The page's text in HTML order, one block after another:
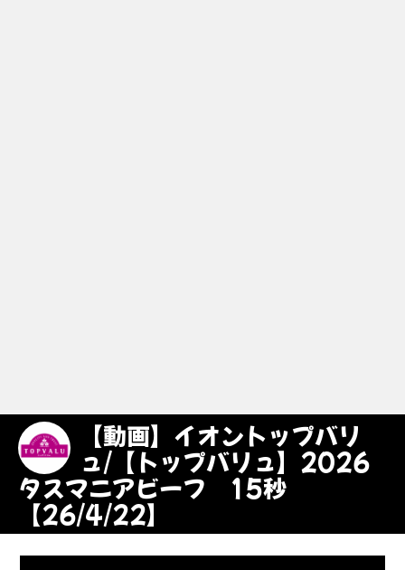
【動画】イオントップバリ
ュ/【トップバリュ】2026
タスマニアビーフ 15秒
【26/4/22】